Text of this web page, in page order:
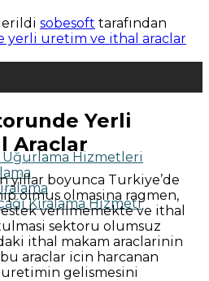
Uğurlama Hizmetleri
Kiralama Hizmeti
sobesoft tarafından
Yerli
Araclar
yillar boyunca Turkiye’de
olmus olmasina ragmen,
verilmemekte ve ithal
sektoru olumsuz
ithal makam araclarinin
araclar icin harcanan
gelismesini